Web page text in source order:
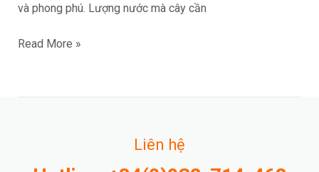
và phong phú. Lượng nước mà cây cần
Read More »
Liên hệ